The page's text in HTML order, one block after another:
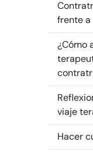
frente
¿Cómo
viaje
Hacer